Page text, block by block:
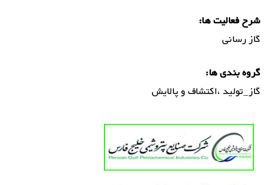
شرح فعالیت ها:
گاز رسانی
گروه بندی ها:
گاز_تولید ،اکتشاف و پالایش